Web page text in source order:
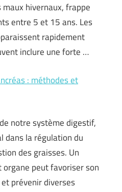
maux hivernaux, frappe
entre 5 et 15 ans. Les
rapidement
inclure une forte …
: méthodes et
notre système digestif,
dans la régulation du
des graisses. Un
peut favoriser son
prévenir diverses